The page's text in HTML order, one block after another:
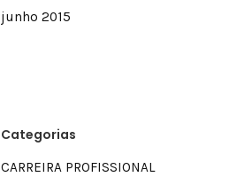
junho 2015
Categorias
CARREIRA PROFISSIONAL